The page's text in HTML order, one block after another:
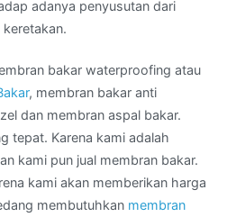
adanya penyusutan dari
bakar waterproofing atau
, membran bakar anti
dan membran aspal bakar.
tepat. Karena kami adalah
kami pun jual membran bakar.
kami akan memberikan harga
membutuhkan membran